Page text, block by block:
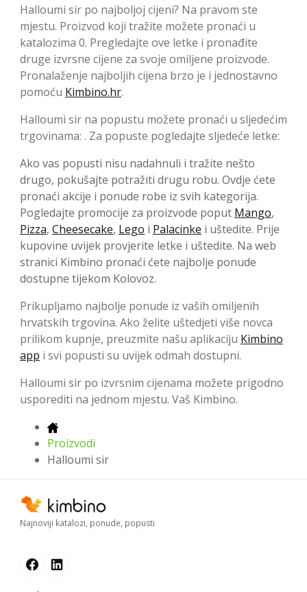
Halloumi sir po najboljoj cijeni? Na pravom ste
mjestu. Proizvod koji tražite možete pronaći u
katalozima 0. Pregledajte ove letke i pronađite
druge izvrsne cijene za svoje omiljene proizvode.
Pronalaženje najboljih cijena brzo je i jednostavno
pomoću Kimbino.hr.
Halloumi sir na popustu možete pronaći u sljedećim
trgovinama: . Za popuste pogledajte sljedeće letke:
Ako vas popusti nisu nadahnuli i tražite nešto
drugo, pokušajte potražiti drugu robu. Ovdje ćete
pronaći akcije i ponude robe iz svih kategorija.
Pogledajte promocije za proizvode poput Mango,
Pizza, Cheesecake, Lego i Palacinke i uštedite. Prije
kupovine uvijek provjerite letke i uštedite. Na web
stranici Kimbino pronaći ćete najbolje ponude
dostupne tijekom Kolovoz.
Prikupljamo najbolje ponude iz vaših omiljenih
hrvatskih trgovina. Ako želite uštedjeti više novca
prilikom kupnje, preuzmite našu aplikaciju Kimbino
app i svi popusti su uvijek odmah dostupni.
Halloumi sir po izvrsnim cijenama možete prigodno
usporediti na jednom mjestu. Vaš Kimbino.
Proizvodi
Halloumi sir
Najnoviji katalozi, ponude, popusti